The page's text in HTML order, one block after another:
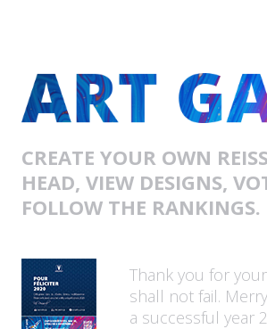
CREATE YOUR OWN
HEAD, VIEW DESIGNS,
FOLLOW THE RANKINGS.
Thank you for
shall not fail.
a successful year